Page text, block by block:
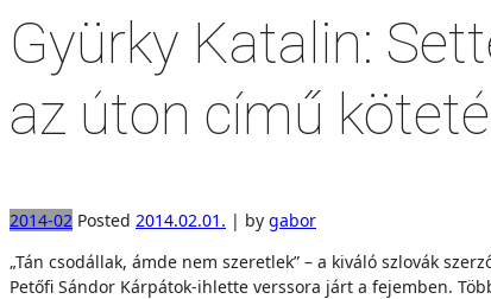
Gyürky Katalin:
az úton című
2014-02 Posted 2014.02.01. | by gabor
„Tán csodállak, ámde nem szeretlek” – a kiváló szlovák
Petőfi Sándor Kárpátok-ihlette verssora járt a fejemben.